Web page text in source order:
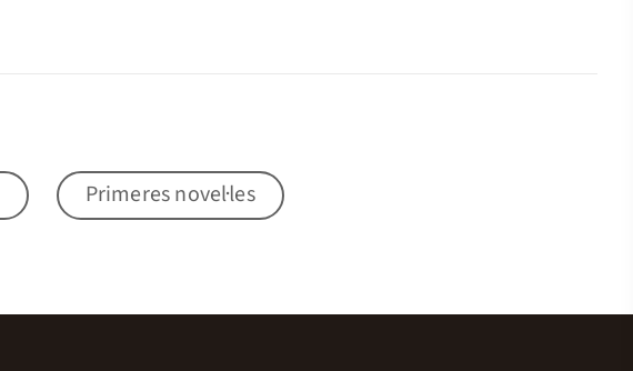
Primeres novel·les